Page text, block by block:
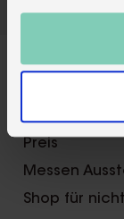
Preis
Messen
Shop für